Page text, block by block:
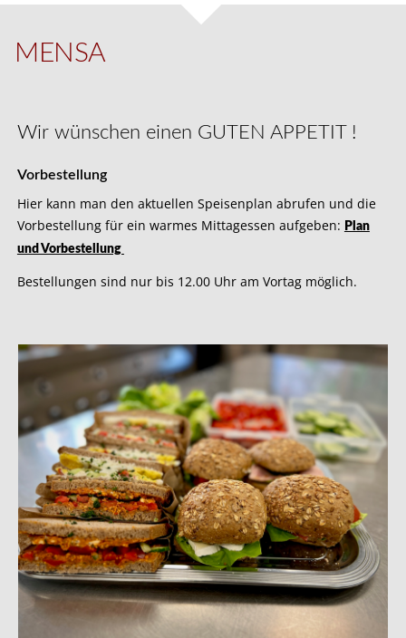
MENSA
Wir wünschen einen GUTEN APPETIT !
Vorbestellung
Hier kann man den aktuellen Speisenplan abrufen und die
Vorbestellung für ein warmes Mittagessen aufgeben: Plan
und Vorbestellung
Bestellungen sind nur bis 12.00 Uhr am Vortag möglich.